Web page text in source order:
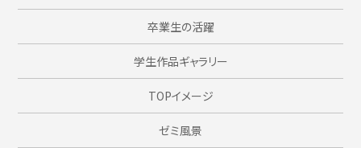
卒業生の活躍
学生作品ギャラリー
TOPイメージ
ゼミ風景